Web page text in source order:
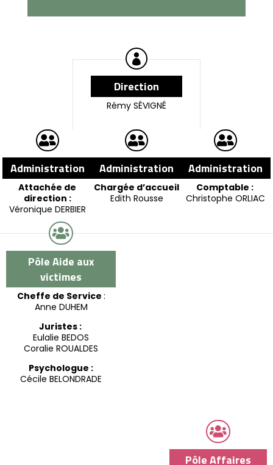

Direction
Rémy SÉVIGNÉ

Administration
Attachée de
direction :
Véronique DERBIER

Administration
Chargée d’accueil
Edith Rousse

Administration
Comptable :
Christophe ORLIAC

Pôle Aide aux
victimes
Cheffe de Service :
Anne DUHEM
Juristes :
Eulalie BEDOS
Coralie ROUALDES
Psychologue :
Cécile BELONDRADE

Pôle Affaires